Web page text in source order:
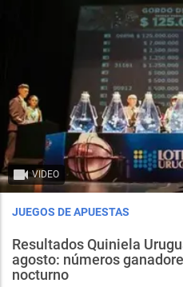
VIDEO
JUEGOS DE APUESTAS
Resultados Quiniela
agosto: números
nocturno